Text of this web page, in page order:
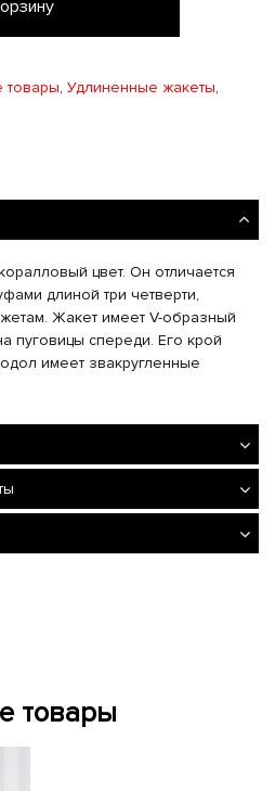
товары, Удлиненные жакеты,
цвет. Он отличается
длиной три четверти,
Жакет имеет V-образный
пуговицы спереди. Его крой
имеет звакругленные
товары